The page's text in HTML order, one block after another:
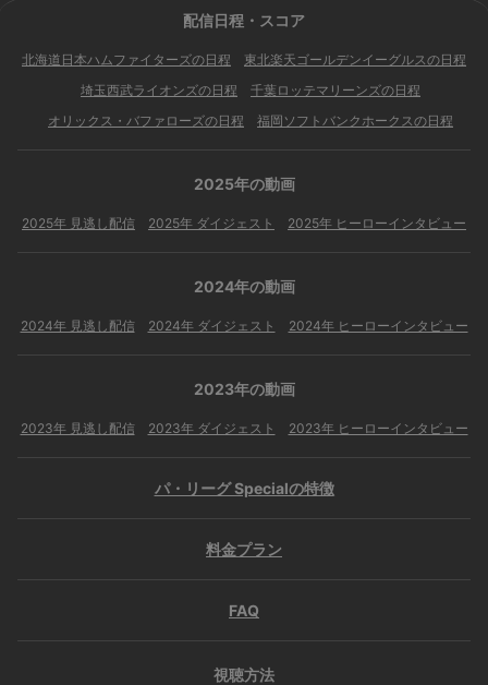
配信日程・スコア
北海道日本ハムファイターズの日程
東北楽天ゴールデンイーグルスの日程
埼玉西武ライオンズの日程
千葉ロッテマリーンズの日程
オリックス・バファローズの日程
福岡ソフトバンクホークスの日程
2025年の動画
2025年 見逃し配信 2025年 ダイジェスト 2025年 ヒーローインタビュー
2024年の動画
2024年 見逃し配信 2024年 ダイジェスト 2024年 ヒーローインタビュー
2023年の動画
2023年 見逃し配信 2023年 ダイジェスト 2023年 ヒーローインタビュー
パ・リーグ Specialの特徴
料金プラン
FAQ
視聴方法